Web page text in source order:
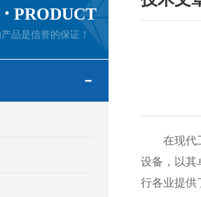
· PRODUCT
品是信誉的保证！
在现代工
设备，以其
行各业提供